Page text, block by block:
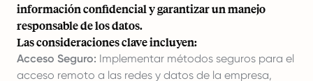
información confidencial y garantizar un manejo
responsable de los datos.
Las consideraciones clave incluyen:
Acceso Seguro: Implementar métodos seguros para el
acceso remoto a las redes y datos de la empresa,